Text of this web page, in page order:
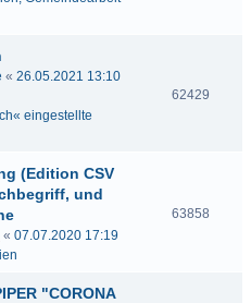
« 26.05.2021 13:10
eingestellte
62429
(Edition CSV
und
« 07.07.2020 17:19
63858
"CORONA